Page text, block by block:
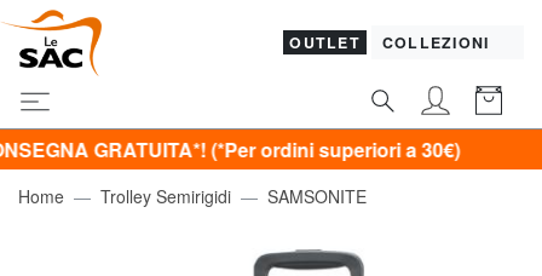
OUTLET COLLEZIONI
GRATUITA*! (*Per ordini superiori a 30€)
Home Trolley Semirigidi SAMSONITE